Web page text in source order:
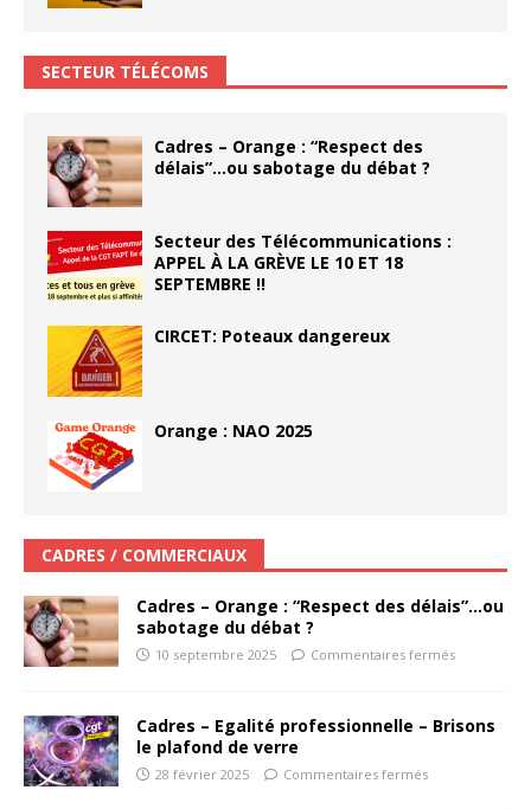
SECTEUR TÉLÉCOMS
Cadres – Orange : “Respect des
délais”…ou sabotage du débat ?
Secteur des Télécommunications :
APPEL À LA GRÈVE LE 10 ET 18
SEPTEMBRE !!
CIRCET: Poteaux dangereux
Orange : NAO 2025
CADRES / COMMERCIAUX
Cadres – Orange : “Respect des délais”…ou
sabotage du débat ?
10 septembre 2025 Commentaires fermés
Cadres – Egalité professionnelle – Brisons
le plafond de verre
28 février 2025 Commentaires fermés